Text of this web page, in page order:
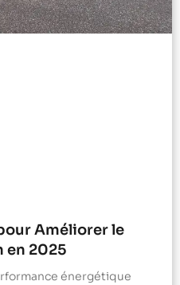
Améliorer le
en 2025
énergétique